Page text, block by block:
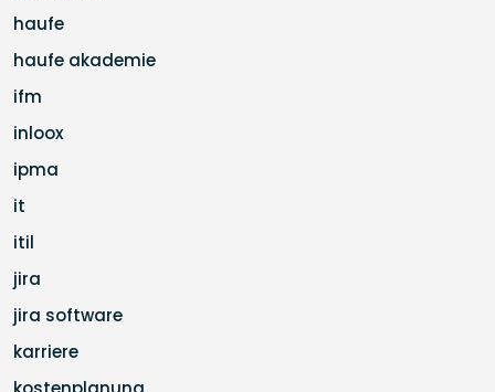
haufe
haufe akademie
ifm
inloox
ipma
it
itil
jira
jira software
karriere